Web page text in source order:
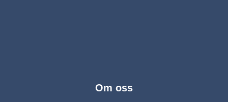
Om oss